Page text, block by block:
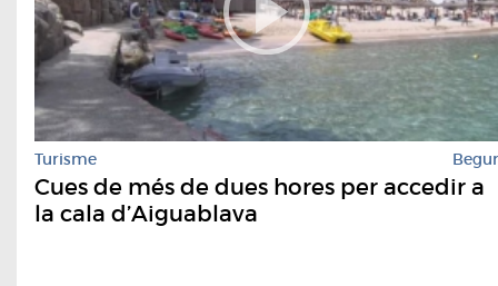
Turisme Begur
Cues de més de dues hores per accedir a
la cala d’Aiguablava